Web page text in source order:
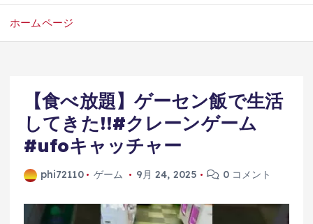
ホームページ
【食べ放題】ゲーセン飯で生活
してきた!!#クレーンゲーム
#ufoキャッチャー
phi72110 ゲーム 9月 24, 2025 0 コメント